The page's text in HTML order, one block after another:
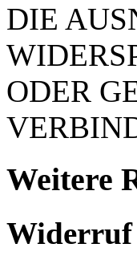
DIE
ODER
Weitere
Widerruf